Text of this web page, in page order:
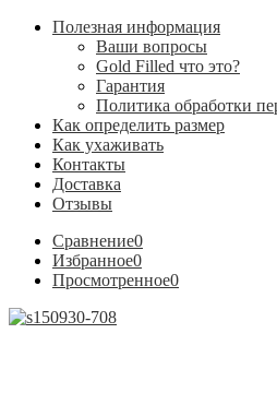
Полезная информация
Ваши вопросы
Gold Filled что это?
Гарантия
Политика обработки
Как определить размер
Как ухаживать
Контакты
Доставка
Отзывы
Сравнение0
Избранное0
Просмотренное0